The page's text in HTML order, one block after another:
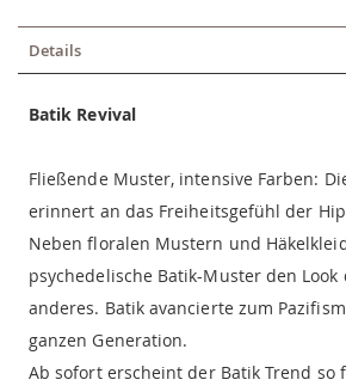
Details
Batik Revival
Fließende Muster, intensive Farben:
erinnert an das Freiheitsgefühl der
Neben floralen Mustern und
psychedelische Batik-Muster den
anderes. Batik avancierte zum
ganzen Generation.
Ab sofort erscheint der Batik Trend so